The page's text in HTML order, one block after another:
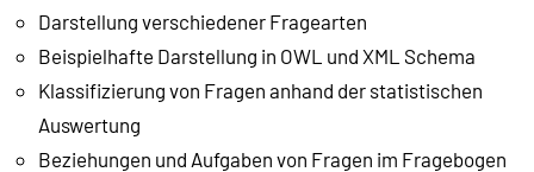
Darstellung verschiedener Fragearten
Beispielhafte Darstellung in OWL und XML Schema
Klassifizierung von Fragen anhand der statistischen
Auswertung
Beziehungen und Aufgaben von Fragen im Fragebogen